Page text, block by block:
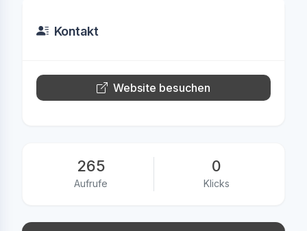
Kontakt
Website besuchen
265
Aufrufe
0
Klicks